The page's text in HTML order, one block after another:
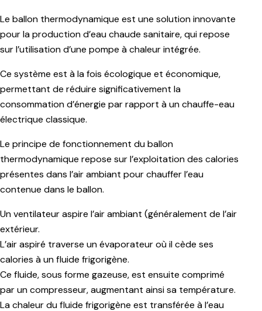
Le ballon thermodynamique est une solution innovante
pour la production d’eau chaude sanitaire, qui repose
sur l’utilisation d’une pompe à chaleur intégrée.
Ce système est à la fois écologique et économique,
permettant de réduire significativement la
consommation d’énergie par rapport à un chauffe-eau
électrique classique.
Le principe de fonctionnement du ballon
thermodynamique repose sur l’exploitation des calories
présentes dans l’air ambiant pour chauffer l’eau
contenue dans le ballon.
Un ventilateur aspire l’air ambiant (généralement de l’air
extérieur.
L’air aspiré traverse un évaporateur où il cède ses
calories à un fluide frigorigène.
Ce fluide, sous forme gazeuse, est ensuite comprimé
par un compresseur, augmentant ainsi sa température.
La chaleur du fluide frigorigène est transférée à l’eau